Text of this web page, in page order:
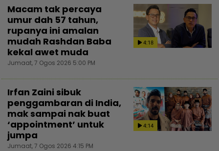
4:18
Macam tak percaya
umur dah 57 tahun,
rupanya ini amalan
mudah Rashdan Baba
kekal awet muda
Jumaat, 7 Ogos 2026 5:00 PM
4:14
Irfan Zaini sibuk
penggambaran di India,
mak sampai nak buat
‘appointment’ untuk
jumpa
Jumaat, 7 Ogos 2026 4:15 PM